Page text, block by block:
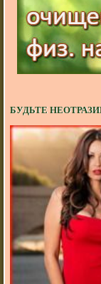
БУДЬТЕ